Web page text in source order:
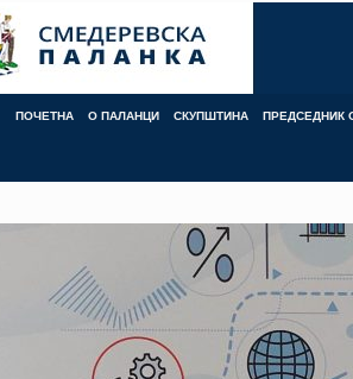
ПОЧЕТНА О ПАЛАНЦИ СКУПШТИНА ПРЕДСЕДНИК